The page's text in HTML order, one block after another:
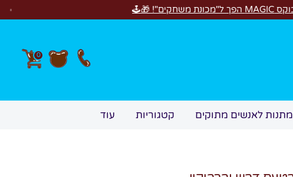
0
מתנות לאנשים מתוקים קטגוריות עוד